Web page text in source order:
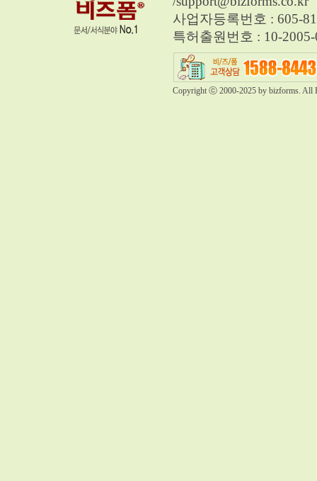
사업자등록번호 : 605-
특허출원번호 : 10-
Copyright ⓒ 2000-2025 by bizforms. All